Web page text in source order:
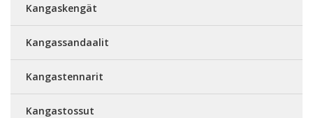
Kangaskengät
Kangassandaalit
Kangastennarit
Kangastossut